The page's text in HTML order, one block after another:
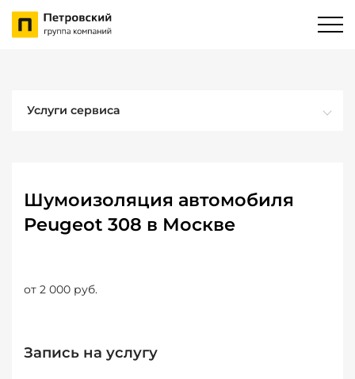
Услуги сервиса
Шумоизоляция автомобиля
Peugeot 308 в Москве
от 2 000 руб.
Запись на услугу